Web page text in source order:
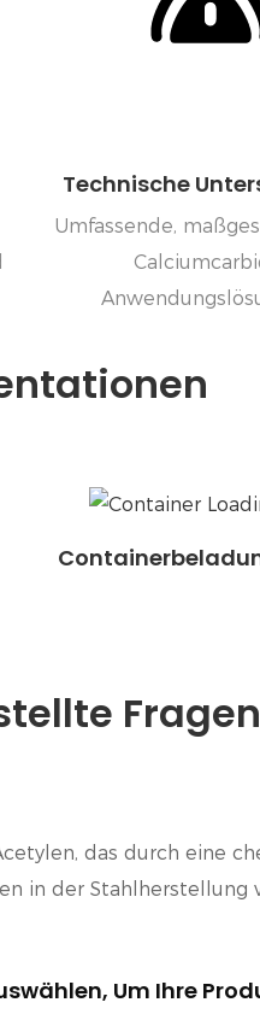
Technische
Umfassende,
Fragen
das durch eine
in der
Um Ihre